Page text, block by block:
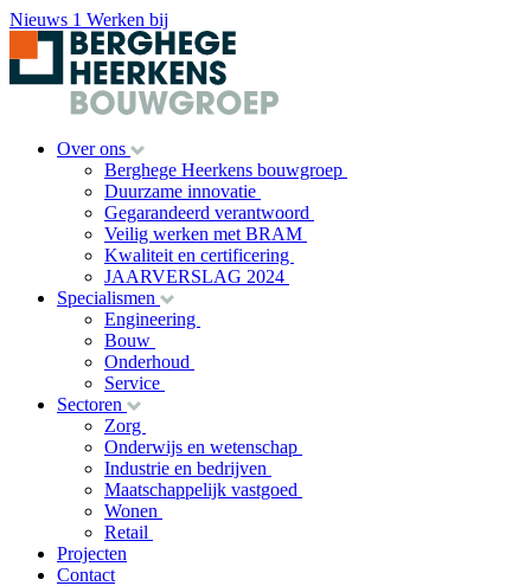
Nieuws 1 Werken bij
Over ons
Berghege Heerkens bouwgroep
Duurzame innovatie
Gegarandeerd verantwoord
Veilig werken met BRAM
Kwaliteit en certificering
JAARVERSLAG 2024
Specialismen
Engineering
Bouw
Onderhoud
Service
Sectoren
Zorg
Onderwijs en wetenschap
Industrie en bedrijven
Maatschappelijk vastgoed
Wonen
Retail
Projecten
Contact